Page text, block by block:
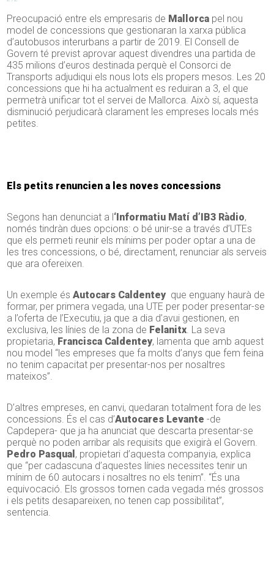
Preocupació entre els empresaris de Mallorca pel nou
model de concessions que gestionaran la xarxa pública
d’autobusos interurbans a partir de 2019. El Consell de
Govern té previst aprovar aquest divendres una partida de
435 milions d’euros destinada perquè el Consorci de
Transports adjudiqui els nous lots els propers mesos. Les 20
concessions que hi ha actualment es reduiran a 3, el que
permetrà unificar tot el servei de Mallorca. Això sí, aquesta
disminució perjudicarà clarament les empreses locals més
petites.
Els petits renuncien a les noves concessions
Segons han denunciat a l ‘Informatiu Matí d’IB3 Ràdio,
només tindràn dues opcions: o bé unir-se a través d’UTEs
que els permeti reunir els mínims per poder optar a una de
les tres concessions, o bé, directament, renunciar als serveis
que ara ofereixen.
Un exemple ésAutocars Caldentey que enguany haurà de
formar, per primera vegada, una UTE per poder presentar-se
a l’oferta de l’Executiu, ja que a dia d’avui gestionen, en
exclusiva, les línies de la zona de Felanitx. La seva
propietaria, Francisca Caldentey, lamenta que amb aquest
nou model “les empreses que fa molts d’anys que fem feina
no tenim capacitat per presentar-nos per nosaltres
mateixos”.
D’altres empreses, en canvi, quedaran totalment fora de les
concessions. És el cas d’Autocares Levante -de
Capdepera- que ja ha anunciat que descarta presentar-se
perquè no poden arribar als requisits que exigirà el Govern.
Pedro Pasqual , propietari d’aquesta companyia, explica
que “per cadascuna d’aquestes línies necessites tenir un
mínim de 60 autocars i nosaltres no els tenim”. “És una
equivocació. Els grossos tornen cada vegada més grossos
i els petits desapareixen, no tenen cap possibilitat”,
sentencia.